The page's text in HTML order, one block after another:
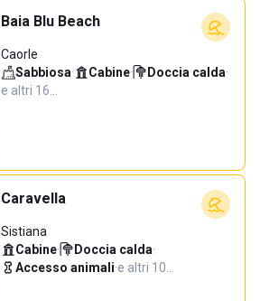
Baia Blu Beach
Caorle
Sabbiosa· Cabine· Doccia calda·
e altri 16…
Caravella
Sistiana
Cabine· Doccia calda·
Accesso animali·e altri 10…